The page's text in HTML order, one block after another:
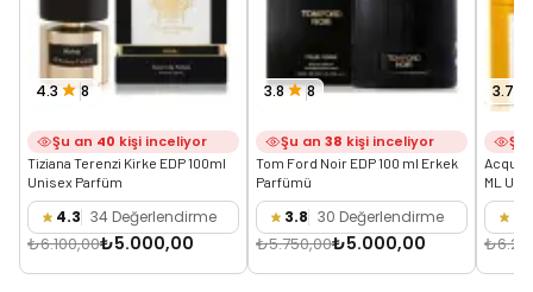
4.3 8
Şu an 40 kişi inceliyor
Tiziana Terenzi Kirke EDP 100ml
Unisex Parfüm
4.3 34 Değerlendirme
₺6.100,00₺5.000,00
3.8 8
Şu an 38 kişi inceliyor
Tom Ford Noir EDP 100 ml Erkek
Parfümü
3.8 30 Değerlendirme
₺5.750,00₺5.000,00
3.7
Şu
Acqua
ML